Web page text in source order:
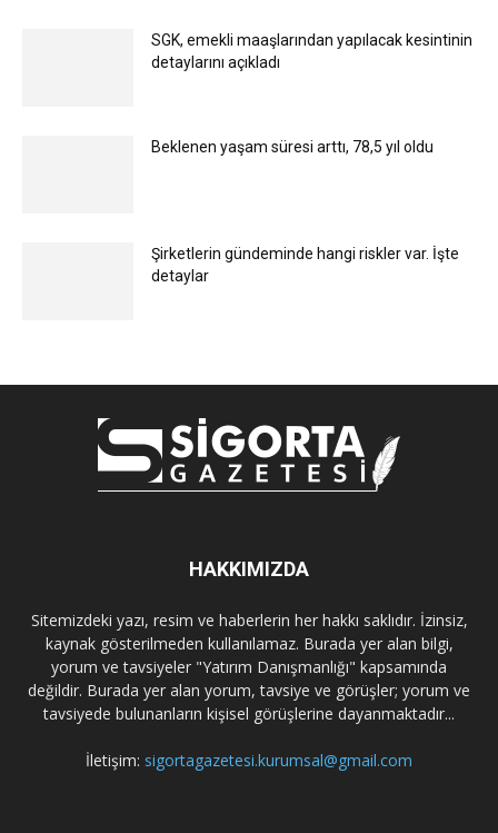
SGK, emekli maaşlarından yapılacak kesintinin
detaylarını açıkladı
Beklenen yaşam süresi arttı, 78,5 yıl oldu
Şirketlerin gündeminde hangi riskler var. İşte
detaylar
HAKKIMIZDA
Sitemizdeki yazı, resim ve haberlerin her hakkı saklıdır. İzinsiz,
kaynak gösterilmeden kullanılamaz. Burada yer alan bilgi,
yorum ve tavsiyeler "Yatırım Danışmanlığı" kapsamında
değildir. Burada yer alan yorum, tavsiye ve görüşler; yorum ve
tavsiyede bulunanların kişisel görüşlerine dayanmaktadır...
İletişim: sigortagazetesi.kurumsal@gmail.com